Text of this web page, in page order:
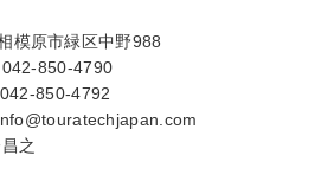
模原市緑区中野988
850-4790
850-4792
之